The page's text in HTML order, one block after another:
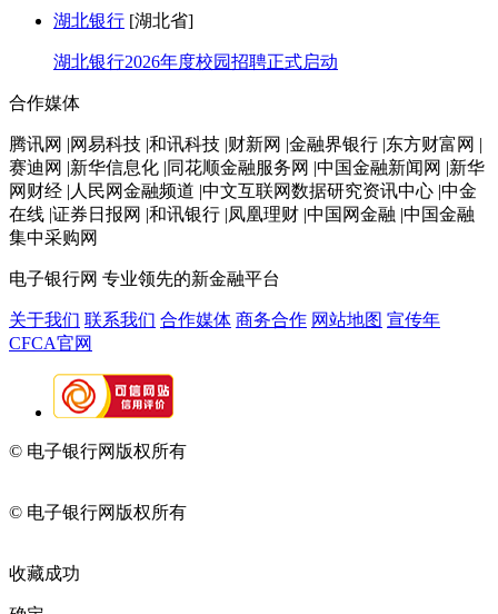
湖北银行 [湖北省]
湖北银行2026年度校园招聘正式启动
合作媒体
腾讯网 |网易科技 |和讯科技 |财新网 |金融界银行 |东方财富网 |
赛迪网 |新华信息化 |同花顺金融服务网 |中国金融新闻网 |新华
网财经 |人民网金融频道 |中文互联网数据研究资讯中心 |中金
在线 |证券日报网 |和讯银行 |凤凰理财 |中国网金融 |中国金融
集中采购网
电子银行网 专业领先的新金融平台
关于我们 联系我们 合作媒体 商务合作 网站地图 宣传年
CFCA官网
© 电子银行网版权所有
© 电子银行网版权所有
收藏成功